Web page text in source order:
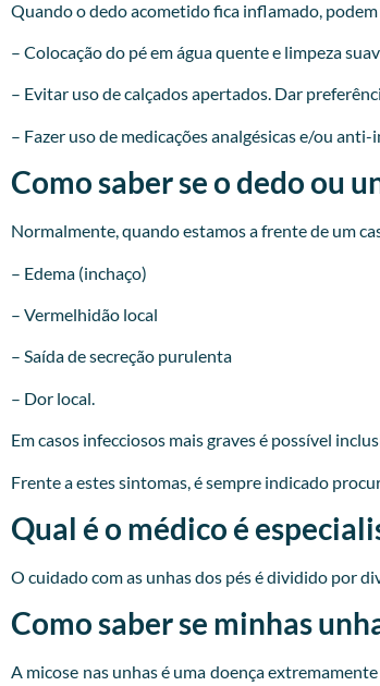
Quando o dedo acometido fica inflamado,
– Colocação do pé em água quente e limpeza
– Evitar uso de calçados apertados. Dar
– Fazer uso de medicações analgésicas e/ou
Como saber se o dedo ou
Normalmente, quando estamos a frente de um
– Edema (inchaço)
– Vermelhidão local
– Saída de secreção purulenta
– Dor local.
Em casos infecciosos mais graves é possível
Frente a estes sintomas, é sempre indicado
Qual é o médico é
O cuidado com as unhas dos pés é dividido por
Como saber se minhas
A micose nas unhas é uma doença